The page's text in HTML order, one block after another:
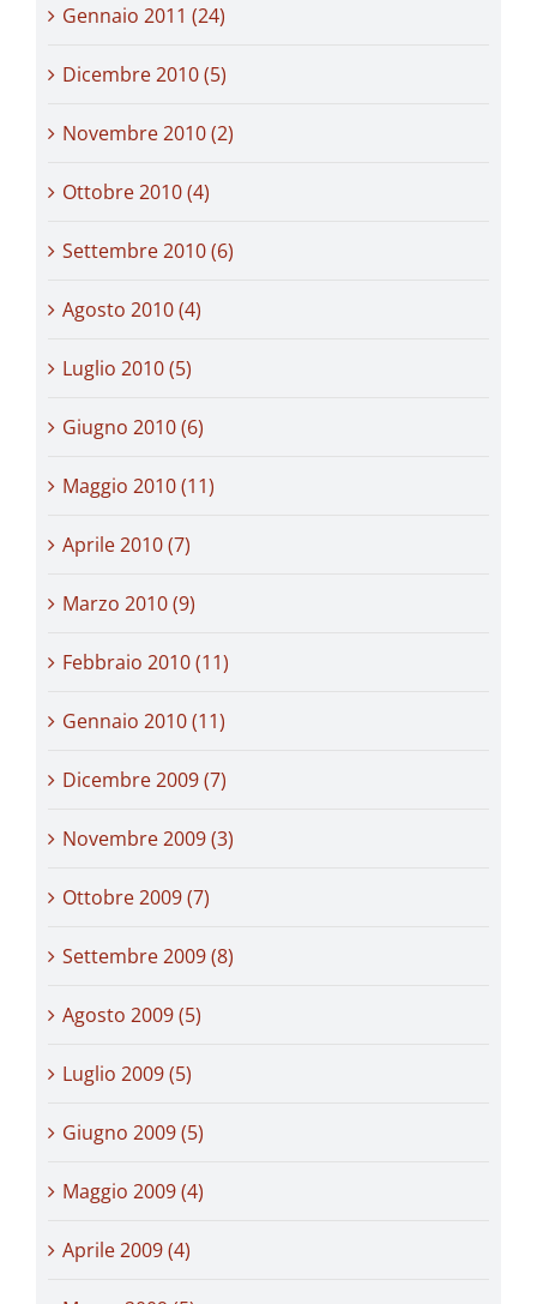
Gennaio 2011 (24)
Dicembre 2010 (5)
Novembre 2010 (2)
Ottobre 2010 (4)
Settembre 2010 (6)
Agosto 2010 (4)
Luglio 2010 (5)
Giugno 2010 (6)
Maggio 2010 (11)
Aprile 2010 (7)
Marzo 2010 (9)
Febbraio 2010 (11)
Gennaio 2010 (11)
Dicembre 2009 (7)
Novembre 2009 (3)
Ottobre 2009 (7)
Settembre 2009 (8)
Agosto 2009 (5)
Luglio 2009 (5)
Giugno 2009 (5)
Maggio 2009 (4)
Aprile 2009 (4)